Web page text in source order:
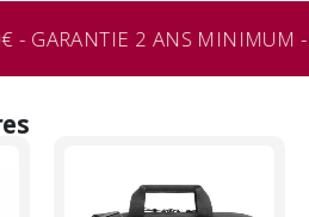
- GARANTIE 2 ANS